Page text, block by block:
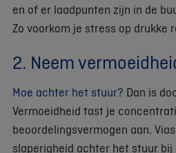
en of er laadpunten zijn in de
Zo voorkom je stress op drukke
2. Neem
Moe achter het stuur? Dan is
Vermoeidheid tast je
beoordelingsvermogen aan.
slaperigheid achter het stuur bij